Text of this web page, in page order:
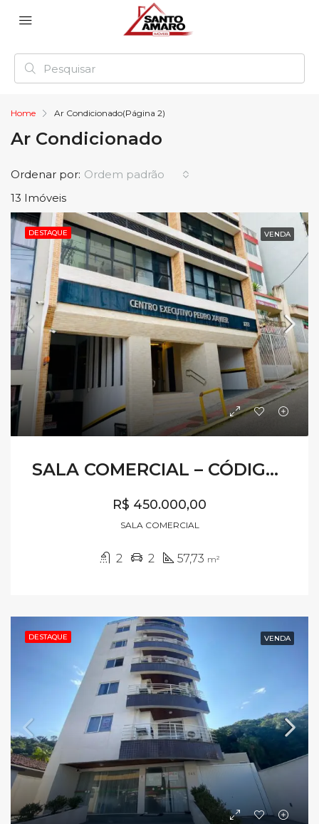
Home Ar Condicionado(Página 2)
Ar Condicionado
13 Imóveis
Ordenar por: Ordem padrão
DESTAQUE VENDA
SALA COMERCIAL – CÓDIGO SV013
R$ 450.000,00
SALA COMERCIAL
2 2 57,73 m²
DESTAQUE VENDA